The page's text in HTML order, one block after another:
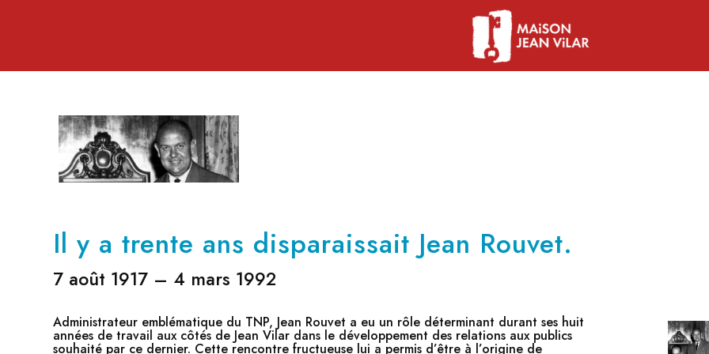
Il y a trente ans disparaissait Jean Rouvet.
7 août 1917 – 4 mars 1992
Administrateur emblématique du TNP, Jean Rouvet a eu un rôle déterminant durant ses huit
années de travail aux côtés de Jean Vilar dans le développement des relations aux publics
souhaité par ce dernier. Cette rencontre fructueuse lui a permis d’être à l’origine de